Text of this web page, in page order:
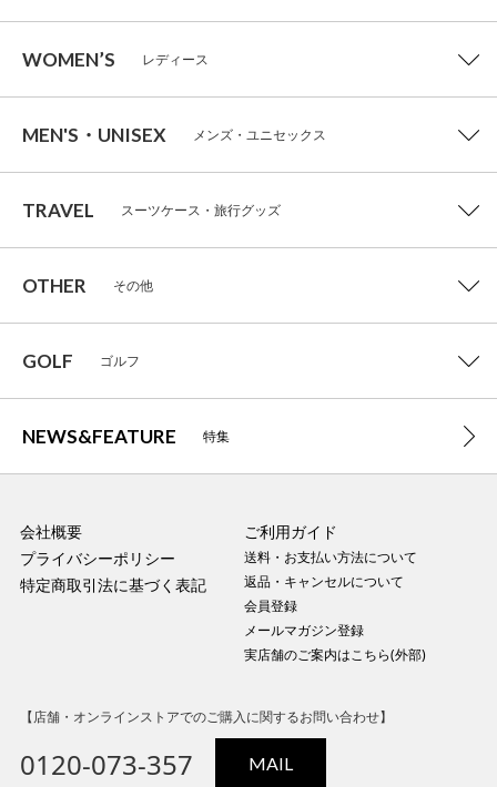
WOMEN’S レディース
MEN'S・UNISEX メンズ・ユニセックス
TRAVEL スーツケース・旅行グッズ
OTHER その他
GOLF ゴルフ
NEWS&FEATURE 特集
会社概要
プライバシーポリシー
特定商取引法に基づく表記
ご利用ガイド
送料・お支払い方法について
返品・キャンセルについて
会員登録
メールマガジン登録
実店舗のご案内はこちら(外部)
【店舗・オンラインストアでのご購入に関するお問い合わせ】
0120-073-357 MAIL